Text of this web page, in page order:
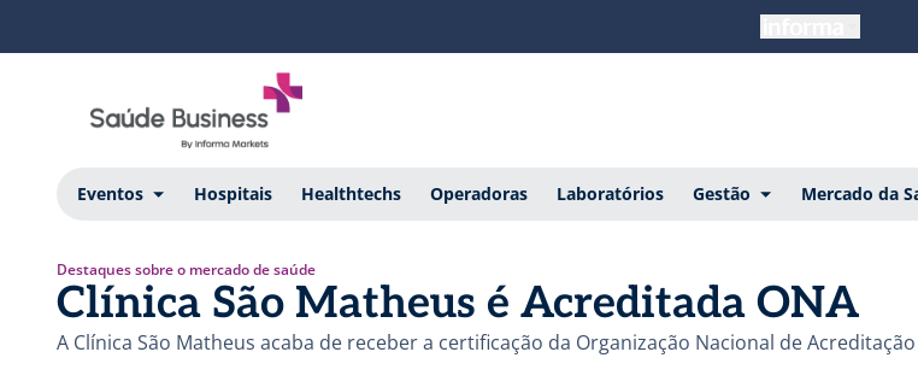
Eventos Hospitais Healthtechs Operadoras Laboratórios Gestão Mercado da
Destaques sobre o mercado de saúde
Clínica São Matheus é Acreditada ONA
A Clínica São Matheus acaba de receber a certificação da Organização Nacional de Acreditação